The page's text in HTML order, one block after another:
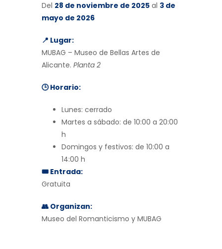
Del 28 de noviembre de 2025 al 3 de
mayo de 2026
📍 Lugar:
MUBAG – Museo de Bellas Artes de
Alicante. Planta 2
🕒 Horario:
Lunes: cerrado
Martes a sábado: de 10:00 a 20:00
h
Domingos y festivos: de 10:00 a
14:00 h
🎟 Entrada:
Gratuita
👥 Organizan:
Museo del Romanticismo y MUBAG